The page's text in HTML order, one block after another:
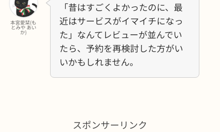
本宮愛栞(も
とみや あい
か)
「昔はすごくよかったのに、最
近はサービスがイマイチになっ
た」なんてレビューが並んでい
たら、予約を再検討した方がい
いかもしれません。
スポンサーリンク